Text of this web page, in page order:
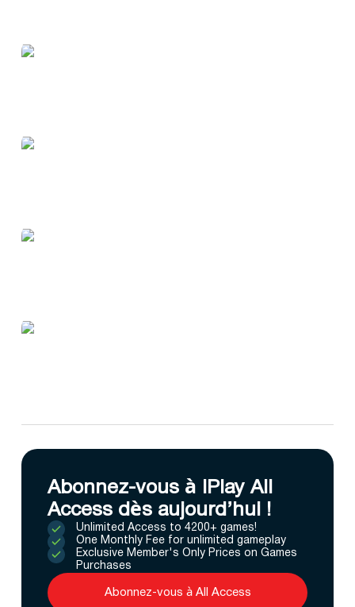
Abonnez-vous à IPlay All
Access dès aujourd’hui !
Unlimited Access to 4200+ games!
One Monthly Fee for unlimited gameplay
Exclusive Member's Only Prices on Games
Purchases
Abonnez-vous à All Access